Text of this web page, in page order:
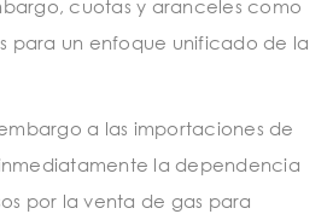
cuotas y aranceles como
para un enfoque unificado de la
a las importaciones de
la dependencia
por la venta de gas para